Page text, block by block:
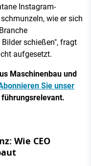
Instagram-
wie er sich
schießen", fragt
aufgesetzt.
Maschinenbau und
Sie unser
Wie CEO